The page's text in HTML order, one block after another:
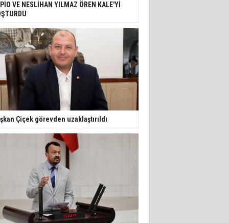
VE NESLİHAN YILMAZ ÖREN KALE'Yİ
Çiçek görevden uzaklaştırıldı